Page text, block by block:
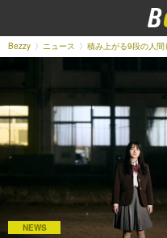
Bezzy ニュース 積み上がる9段の人
NEWS